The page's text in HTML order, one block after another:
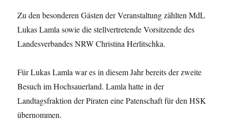
Zu den besonderen Gästen der Veranstaltung zählten MdL
Lukas Lamla sowie die stellvertretende Vorsitzende des
Landesverbandes NRW Christina Herlitschka.
Für Lukas Lamla war es in diesem Jahr bereits der zweite
Besuch im Hochsauerland. Lamla hatte in der
Landtagsfraktion der Piraten eine Patenschaft für den HSK
übernommen.